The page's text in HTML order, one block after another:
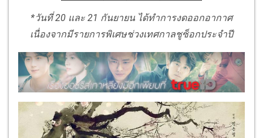
*วันที่ 20 และ 21 กันยายน ได้ทำการงดออกอากาศ
เนื่องจากมีรายการพิเศษช่วงเทศกาลชูซ็อกประจำปี